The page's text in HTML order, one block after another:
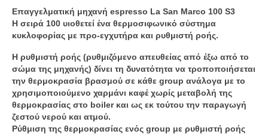
Επαγγελματική μηχανή espresso La San Marco 100 S3
Η σειρά 100 υιοθετεί ένα θερμοσιφωνικό σύστημα
κυκλοφορίας με προ-εγχυτήρα και ρυθμιστή ροής.
Η ρυθμιστή ροής (ρυθμιζόμενο απευθείας από έξω από το
σώμα της μηχανής) δίνει τη δυνατότητα να τροποποιήσεται
την θερμοκρασία βρασμού σε κάθε group ανάλογα με το
χρησιμοποιούμενο χαρμάνι καφέ χωρίς μεταβολή της
θερμοκρασίας στο boiler και ως εκ τούτου την παρaγωγή
ζεστού νερού και ατμού.
Ρύθμιση της θερμοκρασίας ενός group με ρυθμιστή ροής